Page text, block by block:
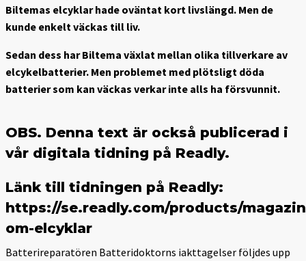
Biltemas elcyklar hade oväntat kort livslängd. Men de
kunde enkelt väckas till liv.
Sedan dess har Biltema växlat mellan olika tillverkare av
elcykelbatterier. Men problemet med plötsligt döda
batterier som kan väckas verkar inte alls ha försvunnit.
OBS. Denna text är också publicerad i
vår digitala tidning på Readly.
Länk till tidningen på Readly:
https://se.readly.com/products/
om-elcyklar
Batterireparatören Batteridoktorns iakttagelser följdes upp